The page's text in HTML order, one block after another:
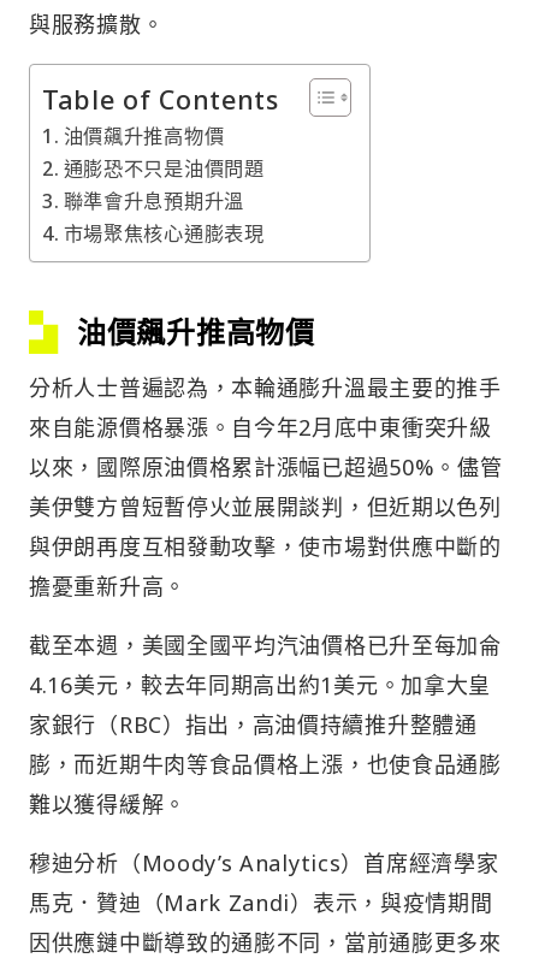
與服務擴散。
Table of Contents
油價飆升推高物價
通膨恐不只是油價問題
聯準會升息預期升溫
市場聚焦核心通膨表現
油價飆升推高物價
分析人士普遍認為，本輪通膨升溫最主要的推手
來自能源價格暴漲。自今年2月底中東衝突升級
以來，國際原油價格累計漲幅已超過50%。儘管
美伊雙方曾短暫停火並展開談判，但近期以色列
與伊朗再度互相發動攻擊，使市場對供應中斷的
擔憂重新升高。
截至本週，美國全國平均汽油價格已升至每加侖
4.16美元，較去年同期高出約1美元。加拿大皇
家銀行（RBC）指出，高油價持續推升整體通
膨，而近期牛肉等食品價格上漲，也使食品通膨
難以獲得緩解。
穆迪分析（Moody’s Analytics）首席經濟學家
馬克．贊迪（Mark Zandi）表示，與疫情期間
因供應鏈中斷導致的通膨不同，當前通膨更多來